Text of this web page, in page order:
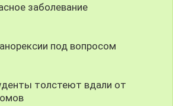
заболевание
под вопросом
толстеют вдали от